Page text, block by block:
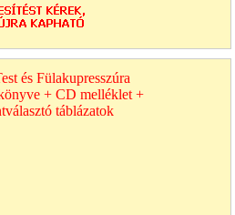
és Fülakupresszúra
+ CD melléklet +
táblázatok